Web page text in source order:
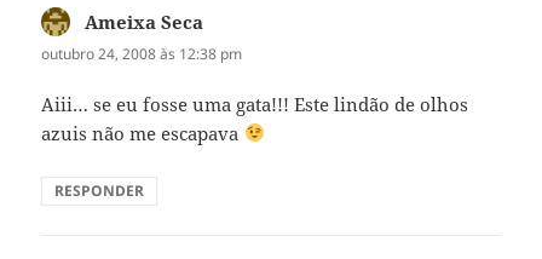
Ameixa Seca
outubro 24, 2008 às 12:38 pm
Aiii… se eu fosse uma gata!!! Este lindão de olhos
azuis não me escapava
RESPONDER